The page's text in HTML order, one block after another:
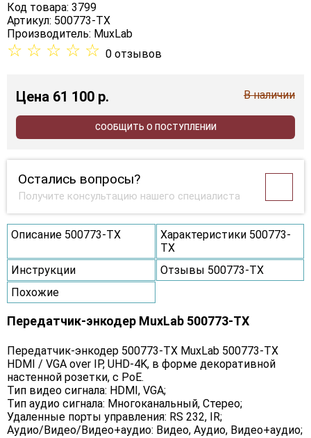
Код товара: 3799
Артикул: 500773-TX
Производитель: MuxLab
☆ ☆ ☆ ☆ ☆ 0 отзывов
Цена 61 100 p. В наличии
СООБЩИТЬ О ПОСТУПЛЕНИИ
Остались вопросы?
Получите консультацию нашего специалиста
Описание 500773-TX
Характеристики 500773-
TX
Инструкции
Отзывы 500773-TX
Похожие
Передатчик-энкодер MuxLab 500773-TX
Передатчик-энкодер 500773-TX MuxLab 500773-TX
HDMI / VGA over IP, UHD-4K, в форме декоративной
настенной розетки, с PoE.
Тип видео сигнала: HDMI, VGA;
Тип аудио сигнала: Многоканальный, Стерео;
Удаленные порты управления: RS 232, IR;
Аудио/Видео/Видео+аудио: Видео, Аудио, Видео+аудио;